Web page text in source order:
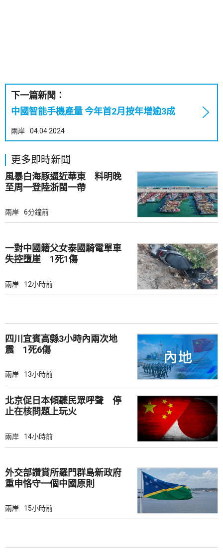
下一篇新聞：
中國智能手機產量 今年首2月按年增逾3成
兩岸 04.04.2024
更多即時新聞
風暴白海豚逼近華東 料明晚
至周一登陸浙閩一帶
兩岸 6分鐘前
一對中國籍父女泰國騎電單車
失控墮崖 1死1傷
兩岸 12小時前
四川宜賓高縣3小時內兩次地
震 1死6傷
兩岸 13小時前
北京促日本傾聽民眾呼聲 停
止在核問題上玩火
兩岸 14小時前
外交部讚賞所羅門群島新政府
重申恪守一個中國原則
兩岸 15小時前